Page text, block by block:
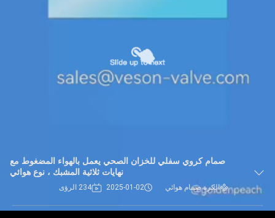
صمام كروي سفلي للخزان الصحي يعمل بالهواء المضغوط مع
نهايات ثلاثية المشبك ، نوع هوائي
الكرة صمام هوائي 2025-01-02 234 الرؤى